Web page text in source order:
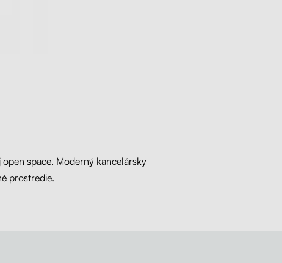
space. Moderný kancelársky
prostredie.